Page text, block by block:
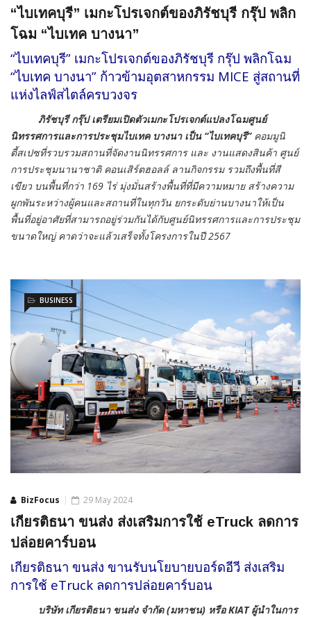
“ไบเทคบุรี” เมกะโปรเจกต์ของภิรัชบุรี กรุ๊ป พลิก
โฉม “ไบเทค บางนา”
“ไบเทคบุรี” เมกะโปรเจกต์ของภิรัชบุรี กรุ๊ป พลิกโฉม
“ไบเทค บางนา” ก้าวข้ามอุตสาหกรรม MICE สู่สถานที่
แห่งไลฟ์สไตล์ครบวงจร
ภิรัชบุรี กรุ๊ป เตรียมเปิดตัวเมกะโปรเจกต์แปลงโฉมศูนย์
นิทรรศการและการประชุมไบเทค บางนา เป็น “ไบเทคบุรี”คอมมูนิ
ตี้สเปซที่รวบรวมสถานที่จัดงานนิทรรศการ และ งานแสดงสินค้า ศูนย์
การประชุมนานาชาติ คอนเสิร์ตฮอลล์ ลานกิจกรรม รวมถึงพื้นที่สี
เขียว บนพื้นที่กว่า 169 ไร่ มุ่งมั่นสร้างพื้นที่ที่มีความหมาย สร้างความ
ผูกพันระหว่างผู้คนและสถานที่ในทุกวัน ยกระดับย่านบางนาให้เป็น
พื้นที่อยู่อาศัยที่สามารถอยู่ร่วมกันได้กับศูนย์นิทรรศการและการประชุม
ขนาดใหญ่ คาดว่าจะแล้วเสร็จทั้งโครงการในปี 2567
BizFocus
BUSINESS
29 May 2024
เกียรติธนา ขนส่ง ส่งเสริมการใช้ eTruck ลดการ
ปล่อยคาร์บอน
เกียรติธนา ขนส่ง ขานรับนโยบายบอร์ดอีวี ส่งเสริม
การใช้ eTruck ลดการปล่อยคาร์บอน
บริษัท เกียรติธนา ขนส่ง จำกัด (มหาชน) หรือKIATผู้นำในการ